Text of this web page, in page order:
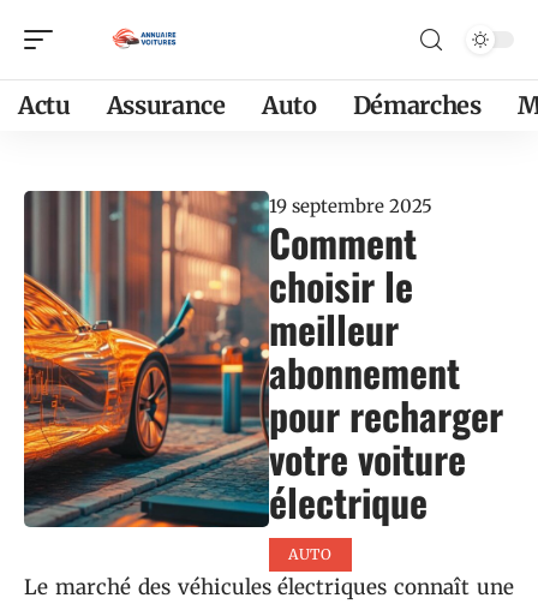
Actu Assurance Auto Démarches
19 septembre 2025
Comment
choisir le
meilleur
abonnement
pour recharger
votre voiture
électrique
AUTO
Le marché des véhicules électriques connaît une